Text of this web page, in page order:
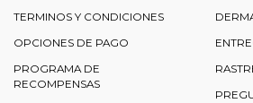
TERMINOS Y CONDICIONES
OPCIONES DE PAGO
PROGRAMA DE
RECOMPENSAS